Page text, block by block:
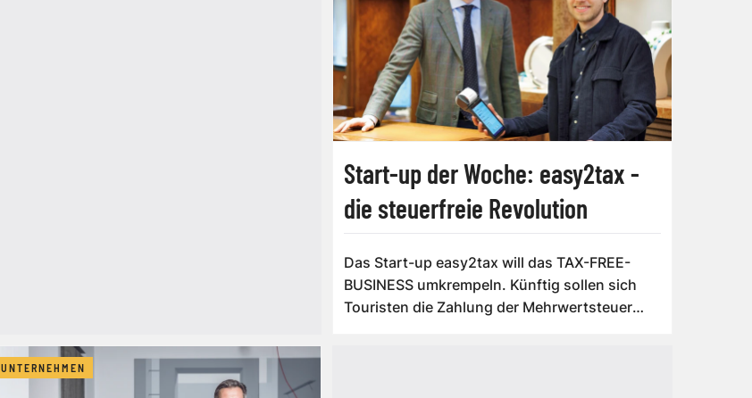
Start-up der Woche: easy2tax -
die steuerfreie Revolution
Das Start-up easy2tax will das TAX-FREE-
BUSINESS umkrempeln. Künftig sollen sich
Touristen die Zahlung der Mehrwertsteuer
UNTERNEHMEN